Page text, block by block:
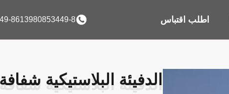
اطلب اقتباس 8613980853449-8
الدفيئة البلاستيكية
الدفيئة البلاستيكية